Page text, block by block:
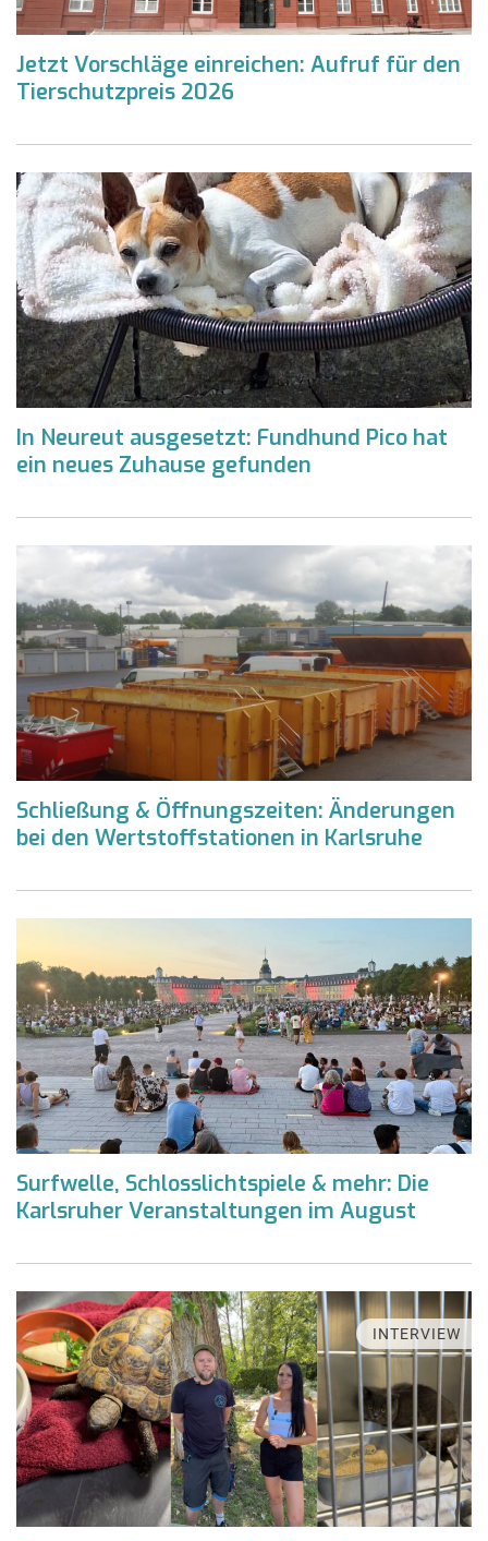
Jetzt Vorschläge einreichen: Aufruf für den
Tierschutzpreis 2026
In Neureut ausgesetzt: Fundhund Pico hat
ein neues Zuhause gefunden
Schließung & Öffnungszeiten: Änderungen
bei den Wertstoffstationen in Karlsruhe
Surfwelle, Schlosslichtspiele & mehr: Die
Karlsruher Veranstaltungen im August
INTERVIEW